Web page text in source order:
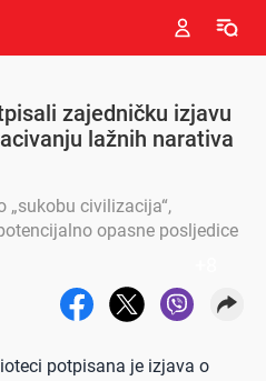
zajedničku izjavu
lažnih narativa
„sukobu civilizacija“,
opasne posljedice
potpisana je izjava o